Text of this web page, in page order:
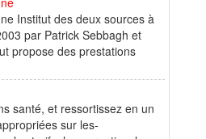
Institut des deux sources à
par Patrick Sebbagh et
propose des prestations
santé, et ressortissez en un
sur les-